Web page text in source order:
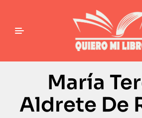
María
Aldrete De